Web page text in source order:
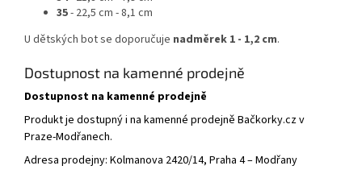
35- 22,5 cm - 8,1 cm
U dětských bot se doporučuje nadměrek 1 - 1,2 cm.
Dostupnost na kamenné prodejně
Dostupnost na kamenné prodejně
Produkt je dostupný i na kamenné prodejně Bačkorky.cz v
Praze-Modřanech.
Adresa prodejny: Kolmanova 2420/14, Praha 4 – Modřany